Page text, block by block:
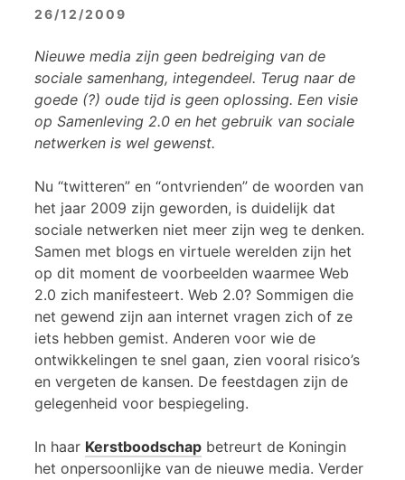
26/12/2009
Nieuwe media zijn geen bedreiging van de
sociale samenhang, integendeel. Terug naar de
goede (?) oude tijd is geen oplossing. Een visie
op Samenleving 2.0 en het gebruik van sociale
netwerken is wel gewenst.
Nu “twitteren” en “ontvrienden” de woorden van
het jaar 2009 zijn geworden, is duidelijk dat
sociale netwerken niet meer zijn weg te denken.
Samen met blogs en virtuele werelden zijn het
op dit moment de voorbeelden waarmee Web
2.0 zich manifesteert. Web 2.0? Sommigen die
net gewend zijn aan internet vragen zich of ze
iets hebben gemist. Anderen voor wie de
ontwikkelingen te snel gaan, zien vooral risico’s
en vergeten de kansen. De feestdagen zijn de
gelegenheid voor bespiegeling.
In haar Kerstboodschap betreurt de Koningin
het onpersoonlijke van de nieuwe media. Verder